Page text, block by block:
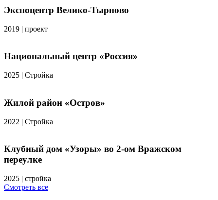
Экспоцентр Велико-Тырново
2019 | проект
Национальный центр «Россия»
2025 | Стройка
Жилой район «Остров»
2022 | Стройка
Клубный дом «Узоры» во 2-ом Вражском
переулке
2025 | стройка
Смотреть все